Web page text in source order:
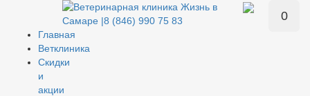
Главная
Ветклиника
Скидки
и
акции
0